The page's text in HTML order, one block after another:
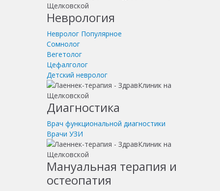
Неврология
Невролог Популярное
Сомнолог
Вегетолог
Цефалголог
Детский невролог
Диагностика
Врач функциональной диагностики
Врачи УЗИ
Мануальная терапия и
остеопатия